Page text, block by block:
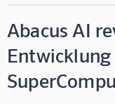
Abacus AI